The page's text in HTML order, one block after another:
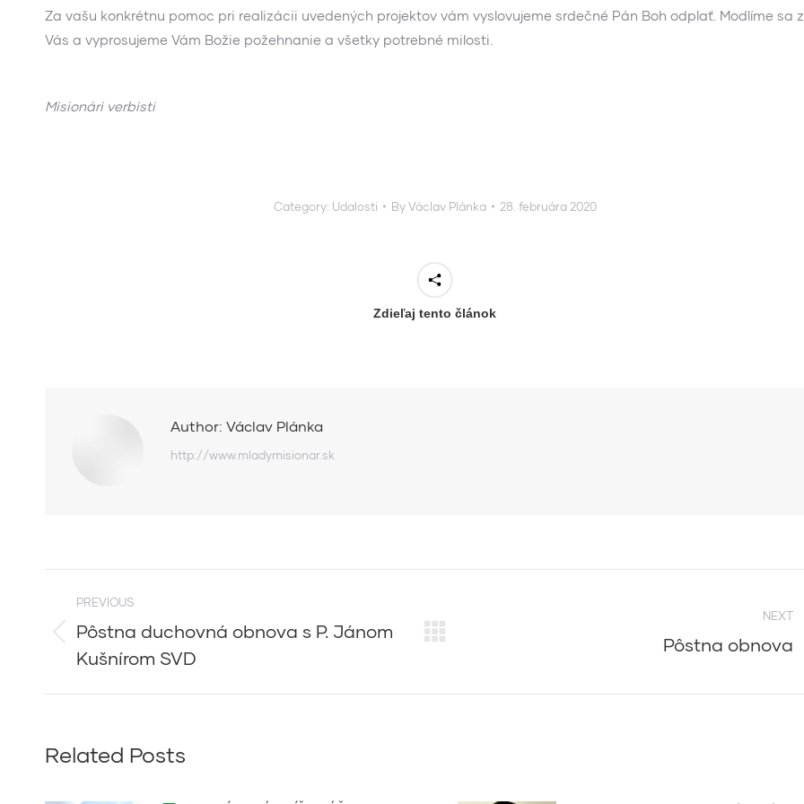
Za vašu konkrétnu pomoc pri realizácii uvedených projektov vám vyslovujeme srdečné Pán Boh odplať. Modlíme sa
Vás a vyprosujeme Vám Božie požehnanie a všetky potrebné milosti.
Misionári verbisti
Category: Udalosti ByVáclav Plánka 28. februára 2020
Zdieľaj tento článok
Author: Václav Plánka
http://www.mladymisionar.sk
navigation
PREVIOUS
Previous
post:
Pôstna duchovná obnova s P. Jánom
Kušnírom SVD
NEXT
Pôstna obnova
Related Posts